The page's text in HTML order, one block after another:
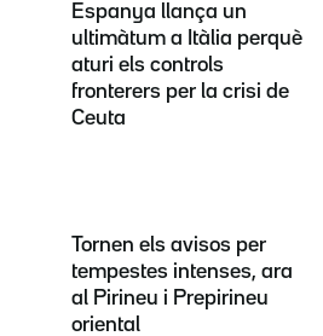
Espanya llança un
ultimàtum a Itàlia perquè
aturi els controls
fronterers per la crisi de
Ceuta
Tornen els avisos per
tempestes intenses, ara
al Pirineu i Prepirineu
oriental